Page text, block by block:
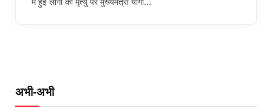
अभी-अभी